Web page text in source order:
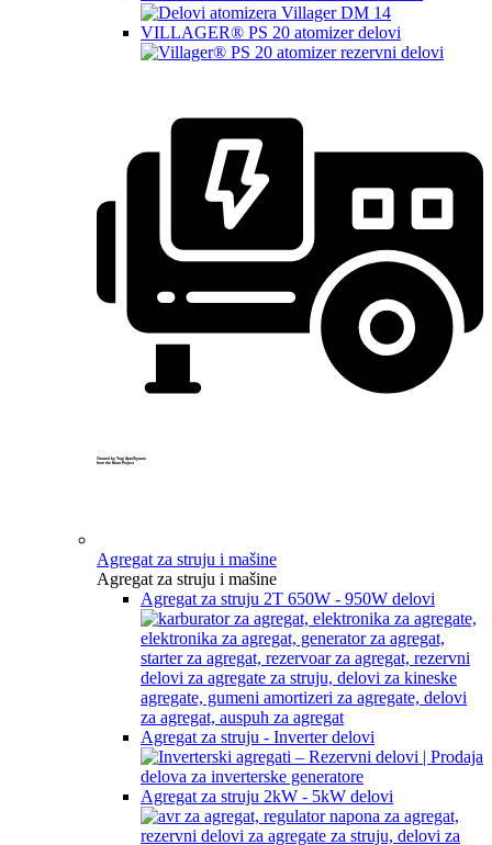
VILLAGER® PS 20 atomizer delovi
Created by Yogi Aprelliyanto
from the Noun Project
Agregat za struju i mašine
Agregat za struju i mašine
Agregat za struju 2T 650W - 950W delovi
Agregat za struju - Inverter delovi
Agregat za struju 2kW - 5kW delovi